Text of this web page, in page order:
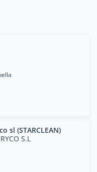
sl (STARCLEAN)
S.L